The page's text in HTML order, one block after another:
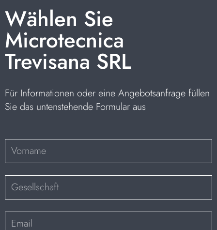
Wählen Sie
Microtecnica
Trevisana SRL
Für Informationen oder eine Angebotsanfrage füllen
Sie das untenstehende Formular aus